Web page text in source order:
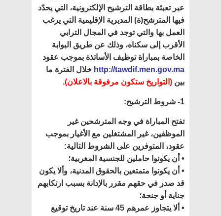
عبر تعبئة بطاقة الترشيح الإلكترونية، التي يحدّد
فيها المترشح(ة) المديرية الإقليمية التي يرغب
العمل بها والتي توجد في المجال الترابي
الأقرب إلى سكناه، وذلك عن طريق البوابة
الخاصة بمباراة توظيف الأساتذة بموجب عقود
http://tawdif.men.gov.ma خلال الفترة ما
بين (التواريخ ستكون مرفوقة بالاعلان).
1- شروط الترشيح:
تفتح المباراة في وجه المترشحين غير
الموظفين، غير المشتغلين مع الأغيار بموجب
عقود، المتوفرين على الشروط التالية:
• أن يكونوا حاملين للجنسية المغربية؛
• أن يكونوا متمتعين بالحقوق المدنية، وألا يكون
قد صدر في حقهم مقرر بالإدانة بسبب ارتكابهم
جناية أو جنحة؛
• ألا يتجاوز عمرهم 45 سنة عند تاريخ توقيع